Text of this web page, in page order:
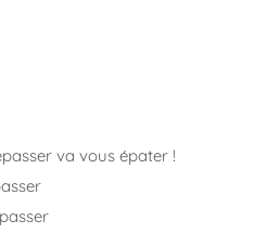
va vous épater !